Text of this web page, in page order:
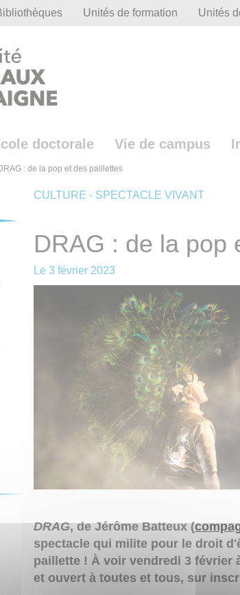
Unités de formation Unités
doctorale Vie de campus
: de la pop et des paillettes
CULTURE - SPECTACLE VIVANT
DRAG : de la pop
Le 3 février 2023
DRAG, de Jérôme Batteux (
spectacle qui milite pour le droit
paillette ! À voir vendredi 3 février
et ouvert à toutes et tous, sur